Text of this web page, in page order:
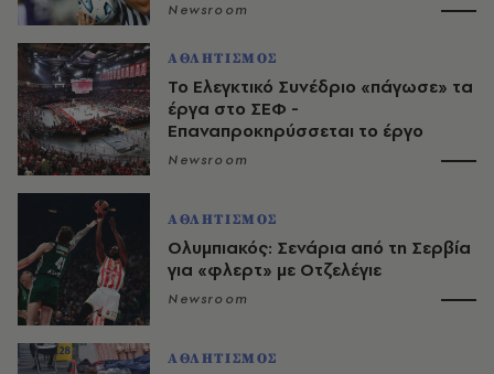
Newsroom
ΑΘΛΗΤΙΣΜΟΣ
Το Ελεγκτικό Συνέδριο «πάγωσε» τα
έργα στο ΣΕΦ -
Επαναπροκηρύσσεται το έργο
Newsroom
ΑΘΛΗΤΙΣΜΟΣ
Ολυμπιακός: Σενάρια από τη Σερβία
για «φλερτ» με Οτζελέγιε
Newsroom
ΑΘΛΗΤΙΣΜΟΣ